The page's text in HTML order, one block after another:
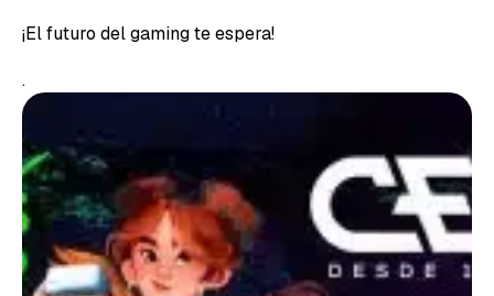
¡El futuro del gaming te espera!
.